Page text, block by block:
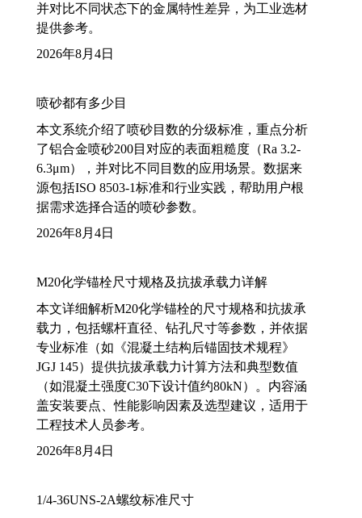
并对比不同状态下的金属特性差异，为工业选材
提供参考。
2026年8月4日
喷砂都有多少目
本文系统介绍了喷砂目数的分级标准，重点分析
了铝合金喷砂200目对应的表面粗糙度（Ra 3.2-
6.3μm），并对比不同目数的应用场景。数据来
源包括ISO 8503-1标准和行业实践，帮助用户根
据需求选择合适的喷砂参数。
2026年8月4日
M20化学锚栓尺寸规格及抗拔承载力详解
本文详细解析M20化学锚栓的尺寸规格和抗拔承
载力，包括螺杆直径、钻孔尺寸等参数，并依据
专业标准（如《混凝土结构后锚固技术规程》
JGJ 145）提供抗拔承载力计算方法和典型数值
（如混凝土强度C30下设计值约80kN）。内容涵
盖安装要点、性能影响因素及选型建议，适用于
工程技术人员参考。
2026年8月4日
1/4-36UNS-2A螺纹标准尺寸